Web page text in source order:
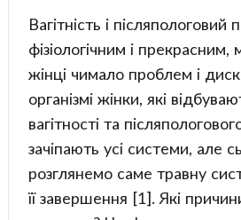
Вагітність і післяпологовий
фізіологічним і
жінці чимало проблем і
організмі жінки, які
вагітності та
зачіпають усі системи, але
розглянемо саме травну
її завершення [1]. Які